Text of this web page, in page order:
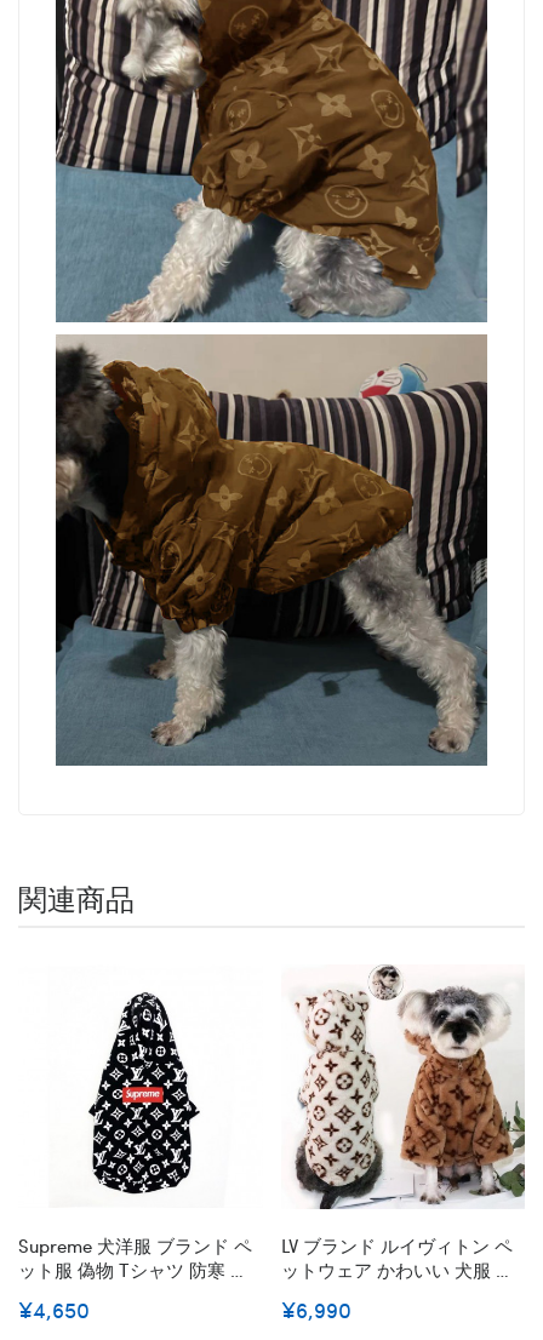
関連商品
Supreme 犬洋服 ブランド ペ
ット服 偽物 Tシャツ 防寒 コ
ーカー ドッグウェア 春秋冬
¥4,650
LV ブランド ルイヴィトン ペ
ットウェア かわいい 犬服 冬
わふわ 小型犬 中型犬 フード
¥6,990